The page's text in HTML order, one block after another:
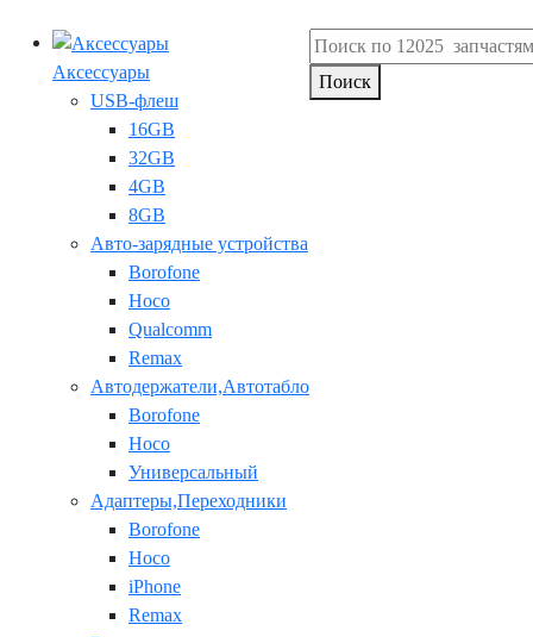
Аксессуары
USB-флеш
16GB
32GB
4GB
8GB
Авто-зарядные устройства
Borofone
Hoco
Qualcomm
Remax
Автодержатели,Автотабло
Borofone
Hoco
Универсальный
Адаптеры,Переходники
Borofone
Hoco
iPhone
Remax
Поиск